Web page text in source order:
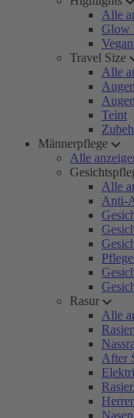
Alle
Glow
Travel Size
Alle
Augen
Teint
Männerpflege
Alle
Alle
Anti-
Rasur
Alle
After